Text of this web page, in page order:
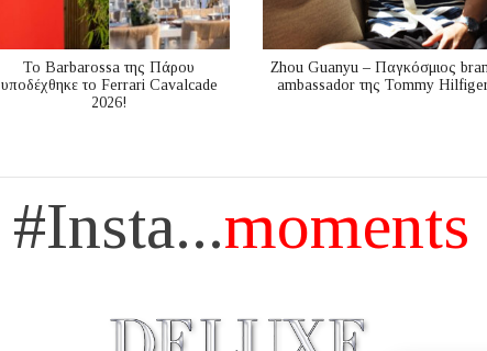
Το Barbarossa της Πάρου
υποδέχθηκε το Ferrari Cavalcade
2026!
Zhou Guanyu – Παγκόσμιος
ambassador της Tommy
#Insta...moments